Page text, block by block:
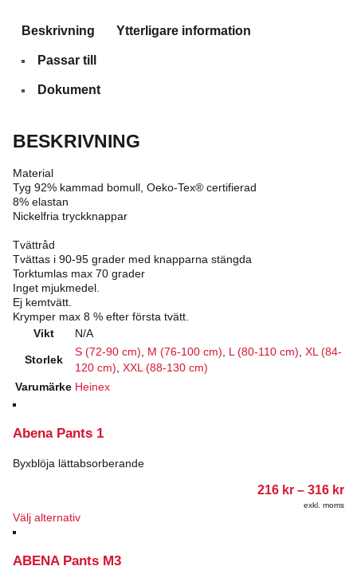
Beskrivning Ytterligare information
Passar till
Dokument
BESKRIVNING
Material
Tyg 92% kammad bomull, Oeko-Tex® certifierad
8% elastan
Nickelfria tryckknappar
Tvättråd
Tvättas i 90-95 grader med knapparna stängda
Torktumlas max 70 grader
Inget mjukmedel.
Ej kemtvätt.
Krymper max 8 % efter första tvätt.
Vikt
N/A
Storlek
S (72-90 cm), M (76-100 cm), L (80-110 cm), XL (84-
120 cm), XXL (88-130 cm)
Varumärke Heinex
Abena Pants 1
Byxblöja lättabsorberande
216 kr – 316 kr
exkl. moms
Välj alternativDen
har
ABENA Pants M3